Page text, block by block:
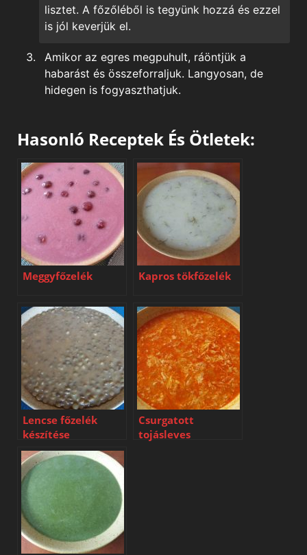
lisztet. A főzőléből is tegyünk hozzá és ezzel
is jól keverjük el.
Amikor az egres megpuhult, ráöntjük a
habarást és összeforraljuk. Langyosan, de
hidegen is fogyaszthatjuk.
Hasonló Receptek És Ötletek:
Meggyfőzelék Kapros tökfőzelék
Lencse főzelék
készítése
Csurgatott
tojásleves